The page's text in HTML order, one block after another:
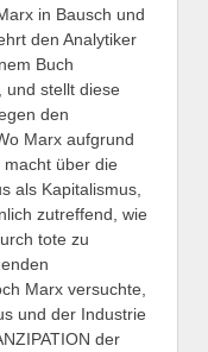
in Bausch und
den Analytiker
Buch
und stellt diese
den
Marx aufgrund
über die
als Kapitalismus,
zutreffend, wie
tote zu
Marx versuchte,
und der Industrie
der